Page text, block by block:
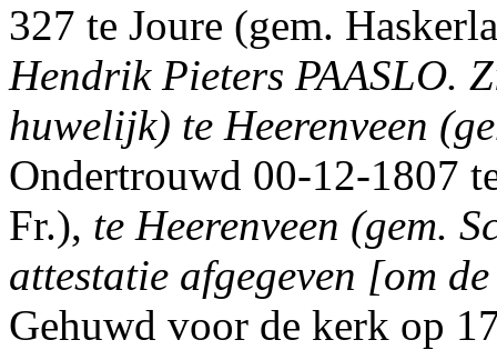
327 te Joure (gem.
Hendrik Pieters PAASLO.
huwelijk) te Heerenveen
Ondertrouwd 00-12-1807
Fr.), te Heerenveen (gem.
attestatie afgegeven [om
Gehuwd voor de kerk op